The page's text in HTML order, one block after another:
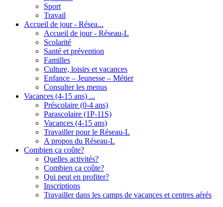
Sport
Travail
Accueil de jour - Résea...
Accueil de jour - Réseau-L
Scolarité
Santé et prévention
Familles
Culture, loisirs et vacances
Enfance – Jeunesse – Métier
Consulter les menus
Vacances (4-15 ans) ...
Préscolaire (0-4 ans)
Parascolaire (1P-11S)
Vacances (4-15 ans)
Travailler pour le Réseau-L
A propos du Réseau-L
Combien ça coûte?
Quelles activités?
Combien ça coûte?
Qui peut en profiter?
Inscriptions
Travailler dans les camps de vacances et centres aérés